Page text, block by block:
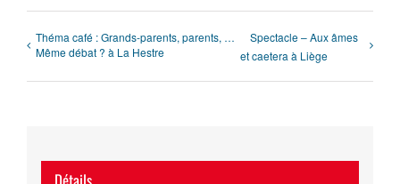
Théma café : Grands-parents, parents, …
Même débat ? à La Hestre
Spectacle – Aux âmes
et caetera à Liège